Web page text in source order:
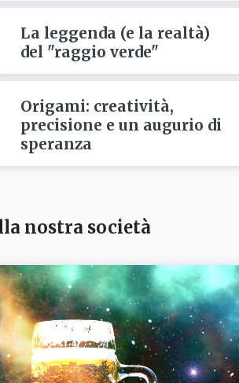
La leggenda (e la realtà)
del "raggio verde"
Origami: creatività,
precisione e un augurio di
speranza
nostra società